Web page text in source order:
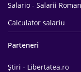
Salario - Salarii
Calculator salariu
Parteneri
Știri - Libertatea.ro